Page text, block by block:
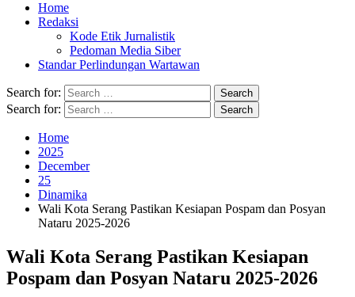
Home
Redaksi
Kode Etik Jurnalistik
Pedoman Media Siber
Standar Perlindungan Wartawan
Search for:
Search for:
Home
2025
December
25
Dinamika
Wali Kota Serang Pastikan Kesiapan Pospam dan Posyan
Nataru 2025-2026
Wali Kota Serang Pastikan Kesiapan
Pospam dan Posyan Nataru 2025-2026